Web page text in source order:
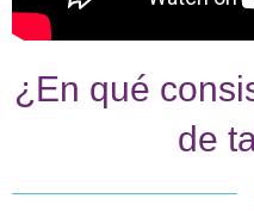
¿En qué
de